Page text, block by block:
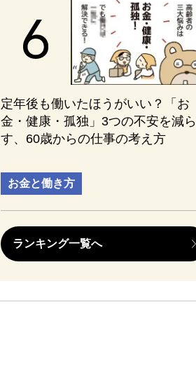
定年後も働いたほうがいい？「お
金・健康・孤独」3つの不安を減ら
す、60歳からの仕事の考え方
お金と働き方
ランキング一覧へ